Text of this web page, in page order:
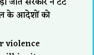
के आदेशों को
violence